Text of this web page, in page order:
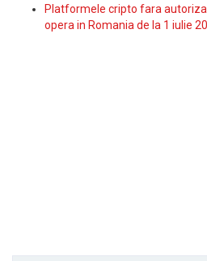
Platformele cripto fara
opera in Romania de la 1 iulie